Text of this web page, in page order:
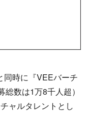
時に『VEEバーチ
数は1万8千人超）
ャルタレントとし